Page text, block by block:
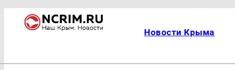
Новости Крыма